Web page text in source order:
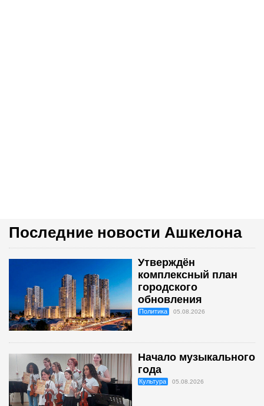
Последние новости Ашкелона
Утверждён
комплексный план
городского
обновления
Политика 05.08.2026
Начало музыкального
года
Культура 05.08.2026